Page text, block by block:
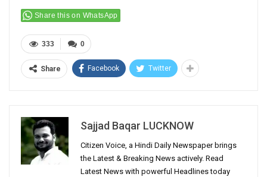
Share this on WhatsApp
0
333
Share Facebook Twitter
Sajjad Baqar LUCKNOW
Citizen Voice, a Hindi Daily Newspaper brings
the Latest & Breaking News actively. Read
Latest News with powerful Headlines today